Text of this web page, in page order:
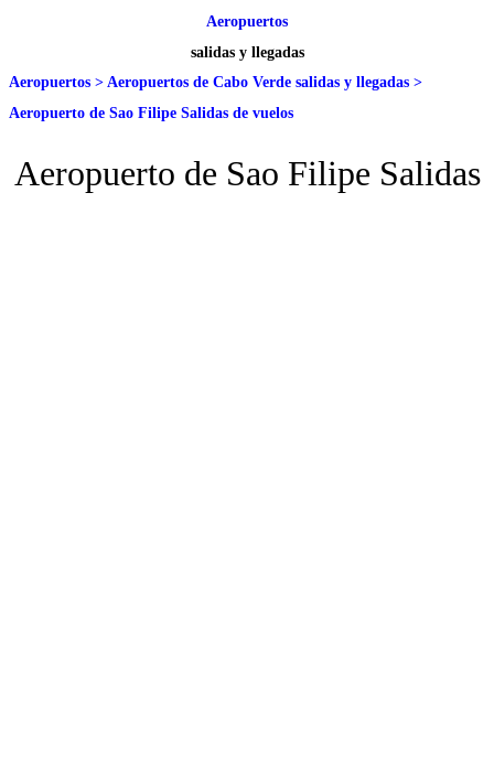
Aeropuertos
salidas y llegadas
Aeropuertos > Aeropuertos de Cabo Verde salidas y llegadas >
Aeropuerto de Sao Filipe Salidas de vuelos
Aeropuerto de Sao Filipe Salidas